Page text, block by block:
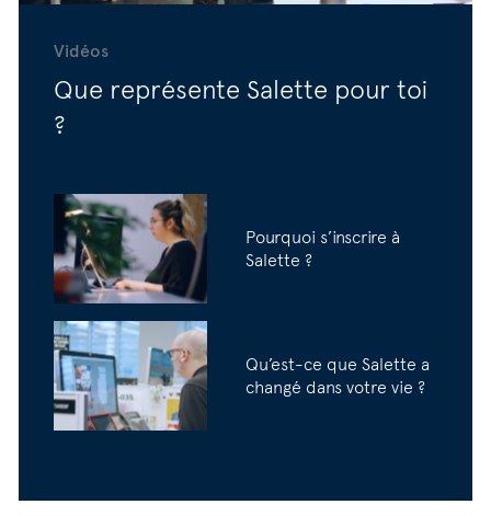
Vidéos
Que représente Salette pour toi
?
Pourquoi s’inscrire à
Salette ?
Qu’est-ce que Salette a
changé dans votre vie ?